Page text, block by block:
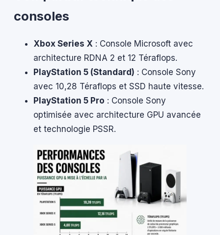
consoles
Xbox Series X : Console Microsoft avec
architecture RDNA 2 et 12 Téraflops.
PlayStation 5 (Standard) : Console Sony
avec 10,28 Téraflops et SSD haute vitesse.
PlayStation 5 Pro : Console Sony
optimisée avec architecture GPU avancée
et technologie PSSR.